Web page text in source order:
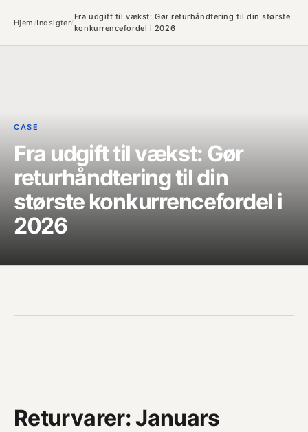
Hjem /Indsigter/
Fra udgift til vækst: Gør returhåndtering til din største
konkurrencefordel i 2026
CASE
Fra udgift til vækst: Gør
returhåndtering til din
største konkurrencefordel i
2026
Returvarer: Januars